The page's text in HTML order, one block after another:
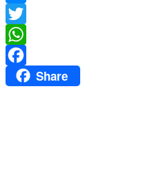
Messenger
Twitter
WhatsApp
FacebookShare